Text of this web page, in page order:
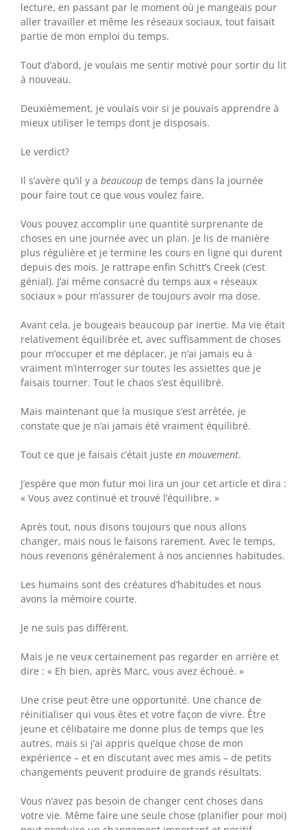
lecture, en passant par le moment où je mangeais pour
aller travailler et même les réseaux sociaux, tout faisait
partie de mon emploi du temps.
Tout d’abord, je voulais me sentir motivé pour sortir du lit
à nouveau.
Deuxièmement, je voulais voir si je pouvais apprendre à
mieux utiliser le temps dont je disposais.
Le verdict?
Il s’avère qu’il y a beaucoup de temps dans la journée
pour faire tout ce que vous voulez faire.
Vous pouvez accomplir une quantité surprenante de
choses en une journée avec un plan. Je lis de manière
plus régulière et je termine les cours en ligne qui durent
depuis des mois. Je rattrape enfin Schitt’s Creek (c’est
génial). J’ai même consacré du temps aux « réseaux
sociaux » pour m’assurer de toujours avoir ma dose.
Avant cela, je bougeais beaucoup par inertie. Ma vie était
relativement équilibrée et, avec suffisamment de choses
pour m’occuper et me déplacer, je n’ai jamais eu à
vraiment m’interroger sur toutes les assiettes que je
faisais tourner. Tout le chaos s’est équilibré.
Mais maintenant que la musique s’est arrêtée, je
constate que je n’ai jamais été vraiment équilibré.
Tout ce que je faisais c’était juste en mouvement.
J’espère que mon futur moi lira un jour cet article et dira :
« Vous avez continué et trouvé l’équilibre. »
Après tout, nous disons toujours que nous allons
changer, mais nous le faisons rarement. Avec le temps,
nous revenons généralement à nos anciennes habitudes.
Les humains sont des créatures d’habitudes et nous
avons la mémoire courte.
Je ne suis pas différent.
Mais je ne veux certainement pas regarder en arrière et
dire : « Eh bien, après Marc, vous avez échoué. »
Une crise peut être une opportunité. Une chance de
réinitialiser qui vous êtes et votre façon de vivre. Être
jeune et célibataire me donne plus de temps que les
autres, mais si j’ai appris quelque chose de mon
expérience – et en discutant avec mes amis – de petits
changements peuvent produire de grands résultats.
Vous n’avez pas besoin de changer cent choses dans
votre vie. Même faire une seule chose (planifier pour moi)